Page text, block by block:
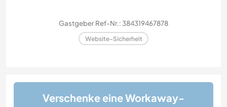
Gastgeber Ref-Nr.: 384319467878
Website-Sicherheit
Verschenke eine Workaway-